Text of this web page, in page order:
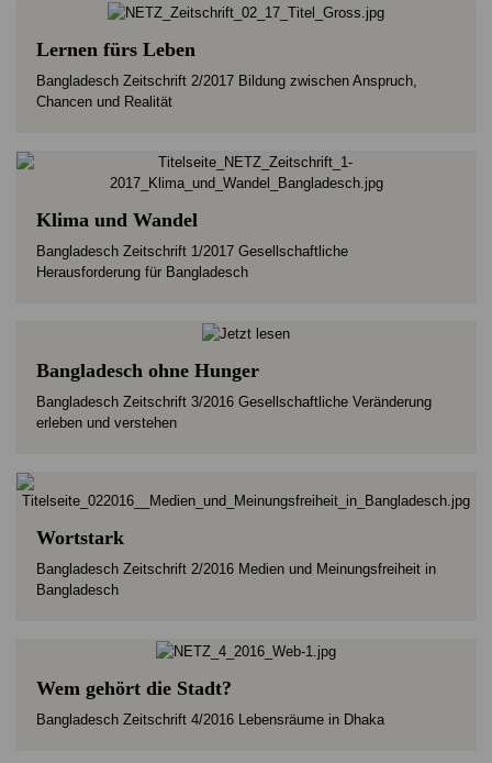
Lernen fürs Leben
Bangladesch Zeitschrift 2/2017 Bildung zwischen Anspruch,
Chancen und Realität
Klima und Wandel
Bangladesch Zeitschrift 1/2017 Gesellschaftliche
Herausforderung für Bangladesch
Bangladesch ohne Hunger
Bangladesch Zeitschrift 3/2016 Gesellschaftliche Veränderung
erleben und verstehen
Wortstark
Bangladesch Zeitschrift 2/2016 Medien und Meinungsfreiheit in
Bangladesch
Wem gehört die Stadt?
Bangladesch Zeitschrift 4/2016 Lebensräume in Dhaka